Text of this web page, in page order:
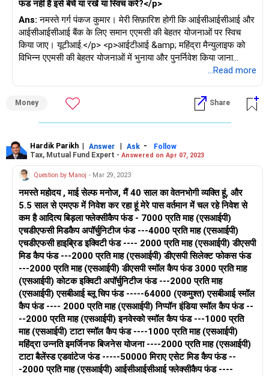
फंड नहीं है इसे बेचें या रखें या स्विच करें?</p>
Ans: नमस्ते गर्ग पंकज कुमार। मेरी सिफ़ारिश होगी कि आईसीआईसीआई और
आईसीआईसीआई बैंक के लिए समान एएमसी की बेहतर योजनाओं पर स्विच
किया जाए। यूटीआई.</p> <p>आईटीआई &amp; महिंद्रा मैन्युलाइफ को
विभिन्न एएमसी की बेहतर योजनाओं में भुनाया और पुनर्निवेश किया जाना
...Read more
Money Share
Hardik Parikh | Answer | Ask -
Follow
Tax, Mutual Fund Expert - Answered on Apr 07, 2023
Question by Manoj - Mar 29, 2023
नमस्ते महोदय , माई सेल्फ मनोज, मैं 40 साल का वेतनभोगी व्यक्ति हूं, और
5.5 साल से एमएफ में निवेश कर रहा हूं मेरे पास वर्तमान में चल रहे निवेश से
कम है आदित्य बिड़ला फ्लेक्सीकैप फंड - 7000 प्रति माह (एसआईपी)
एचडीएफसी मिडकैप अपॉर्चुनिटीज फंड ---4000 प्रति माह (एसआईपी)
एचडीएफसी हाइब्रिड इक्विटी फंड ---- 2000 प्रति माह (एसआईपी) डीएसपी
मिड कैप फंड ---2000 प्रति माह (एसआईपी) डीएसपी सिलेक्ट फोकस फंड
---2000 प्रति माह (एसआईपी) डीएसपी स्मॉल कैप फंड 3000 प्रति माह
(एसआईपी) कोटक इक्विटी अपॉर्चुनिटीज फंड ---2000 प्रति माह
(एसआईपी) एसबीआई ब्लू चिप फंड -----64000 (एकमुश्त) एसबीआई स्मॉल
कैप फंड ---- 2000 प्रति माह (एसआईपी) निप्पॉन इंडिया स्मॉल कैप फंड --
--2000 प्रति माह (एसआईपी) इनवेस्को स्मॉल कैप फंड ---1000 प्रति
माह (एसआईपी) टाटा स्मॉल कैप फंड ----1000 प्रति माह (एसआईपी)
महिंद्रा उन्नति इमर्जिनफ बिजनेस योजना ----2000 प्रति माह (एसआईपी)
टाटा बैलेंस्ड एडवांटेज फंड -----50000 मिराए एसेट मिड कैप फंड --
-2000 प्रति माह (एसआईपी) आईसीआईसीआई फ्लेक्सीकैप फंड ----